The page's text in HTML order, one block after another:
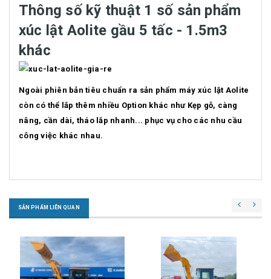
Thông số kỹ thuật 1 số sản phẩm
xúc lật Aolite gầu 5 tấc - 1.5m3
khác
Ngoài phiên bản tiêu chuẩn ra sản phẩm máy xúc lật Aolite
còn có thể lắp thêm nhiều Option khác như Kẹp gỗ, càng
nâng, cần dài, tháo lắp nhanh... phục vụ cho các nhu cầu
công việc khác nhau.
SẢN PHẨM LIÊN QUAN